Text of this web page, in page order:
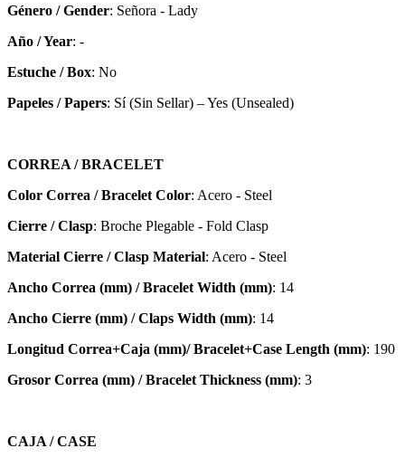
Género / Gender: Señora - Lady
Año / Year: -
Estuche / Box: No
Papeles / Papers: Sí (Sin Sellar) – Yes (Unsealed)
CORREA / BRACELET
Color Correa / Bracelet Color: Acero - Steel
Cierre / Clasp: Broche Plegable - Fold Clasp
Material Cierre / Clasp Material: Acero - Steel
Ancho Correa (mm) / Bracelet Width (mm): 14
Ancho Cierre (mm) / Claps Width (mm): 14
Longitud Correa+Caja (mm)/ Bracelet+Case Length (mm): 190
Grosor Correa (mm) / Bracelet Thickness (mm): 3
CAJA / CASE